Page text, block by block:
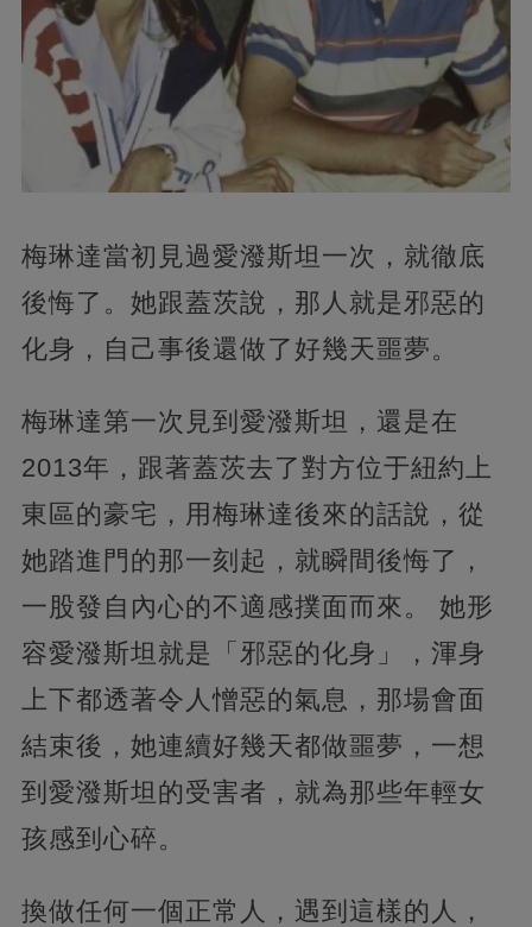
梅琳達當初見過愛潑斯坦一次，就徹底
後悔了。她跟蓋茨說，那人就是邪惡的
化身，自己事後還做了好幾天噩夢。
梅琳達第一次見到愛潑斯坦，還是在
2013年，跟著蓋茨去了對方位于紐約上
東區的豪宅，用梅琳達後來的話說，從
她踏進門的那一刻起，就瞬間後悔了，
一股發自內心的不適感撲面而來。 她形
容愛潑斯坦就是「邪惡的化身」，渾身
上下都透著令人憎惡的氣息，那場會面
結束後，她連續好幾天都做噩夢，一想
到愛潑斯坦的受害者，就為那些年輕女
孩感到心碎。
換做任何一個正常人，遇到這樣的人，